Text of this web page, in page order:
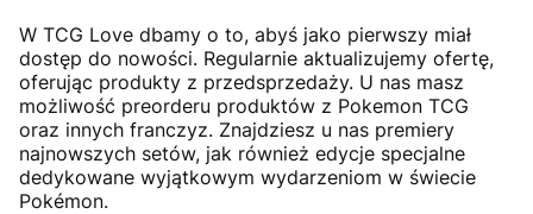
W TCG Love dbamy o to, abyś jako pierwszy miał
dostęp do nowości. Regularnie aktualizujemy ofertę,
oferując produkty z przedsprzedaży. U nas masz
możliwość preorderu produktów z Pokemon TCG
oraz innych franczyz. Znajdziesz u nas premiery
najnowszych setów, jak również edycje specjalne
dedykowane wyjątkowym wydarzeniom w świecie
Pokémon.